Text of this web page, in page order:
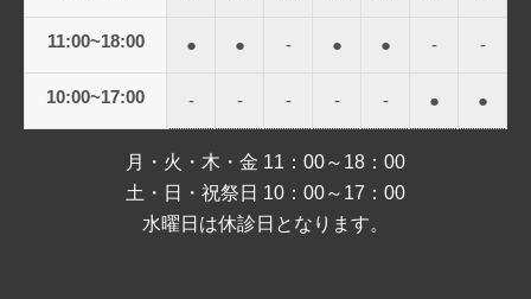
11:00~18:00 ● ● - ● ● - -
10:00~17:00 - - - - - ● ●
月・火・木・金 11：00～18：00
土・日・祝祭日 10：00～17：00
水曜日は休診日となります。